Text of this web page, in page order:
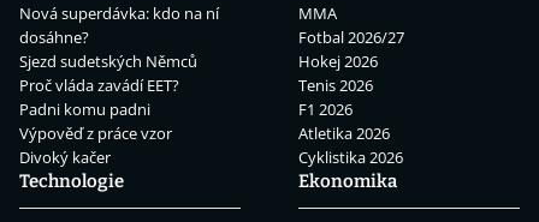
Nová superdávka: kdo na ní
dosáhne?
Sjezd sudetských Němců
Proč vláda zavádí EET?
Padni komu padni
Výpověď z práce vzor
Divoký kačer
MMA
Fotbal 2026/27
Hokej 2026
Tenis 2026
F1 2026
Atletika 2026
Cyklistika 2026
Technologie
Ekonomika